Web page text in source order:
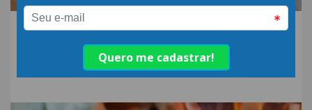
Senac SC lança curso de
Gestão de Turismo